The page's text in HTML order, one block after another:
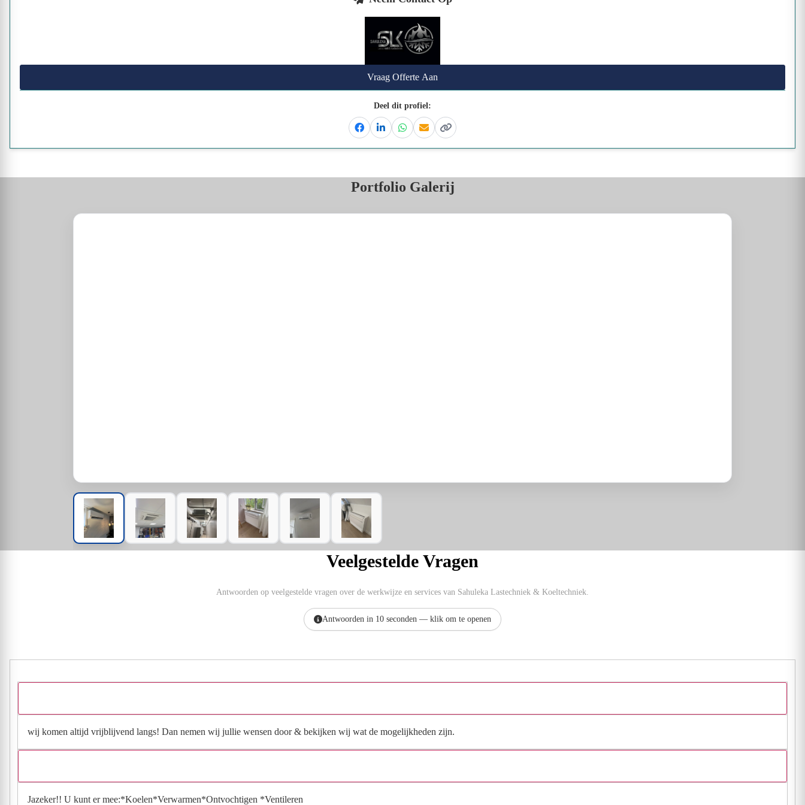
Vraag Offerte Aan
Deel dit profiel:
FacebookLinkedinWhatsapp
EmailKopieer link
Portfolio Galerij
Veelgestelde Vragen
Antwoorden op veelgestelde vragen over de werkwijze en services van Sahuleka Lastechniek & Koeltechniek.
Antwoorden in 10 seconden — klik om te openen
wij komen altijd vrijblijvend langs! Dan nemen wij jullie wensen door & bekijken wij wat de mogelijkheden zijn.
Jazeker!! U kunt er mee:*Koelen*Verwarmen*Ontvochtigen *Ventileren